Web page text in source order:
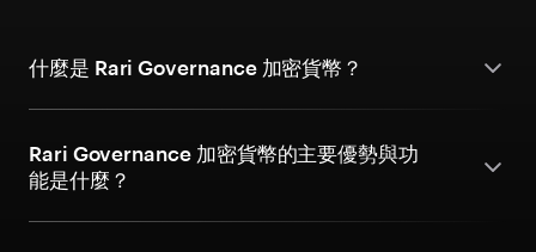
什麼是 Rari Governance 加密貨幣？
Rari Governance 加密貨幣的主要優勢與功
能是什麼？